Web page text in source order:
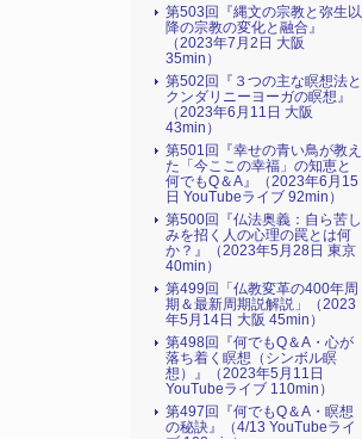
第503回『縄文の宗教と弥生以
降の宗教の変化と融合』
（2023年7月2日 大阪
35min）
第502回『３つの主な瞑想法と
クンダリニーヨーガの瞑想』
（2023年6月11日 大阪
43min）
第501回『幸せの青い鳥が教え
た「今ここの幸福」の知恵と
何でもQ＆A』（2023年6月15
日 YouTubeライブ 92min）
第500回『仏法奥義：自ら苦し
みを招く人の心理の罠とは何
か？』（2023年5月28日 東京
40min）
第499回「仏教変革の400年周
期＆最新周期説解説」（2023
年5月14日 大阪 45min）
第498回『何でもQ＆A・心が
落ち着く瞑想（シンボル瞑
想）』（2023年5月11日
YouTubeライブ 110min）
第497回『何でもQ＆A・瞑想
の秘訣』（4/13 YouTubeライ